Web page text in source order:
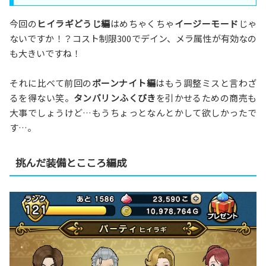
今回のヒイラギどうじ編はめちゃくちゃイージーモード じゃ
ないですか！？コスト制限300でデイン、メラ属性が有効なの
も大きいですね！
それに比べて前回のボーンナイト編はもう調整ミスと言わざ
るを得ない笑。 タンバリンふくびきを引かせるための商売も
大事でしょうけど…もうちょっとなんとかして欲しかったで
す…。
挑んだ装備とこころ編成